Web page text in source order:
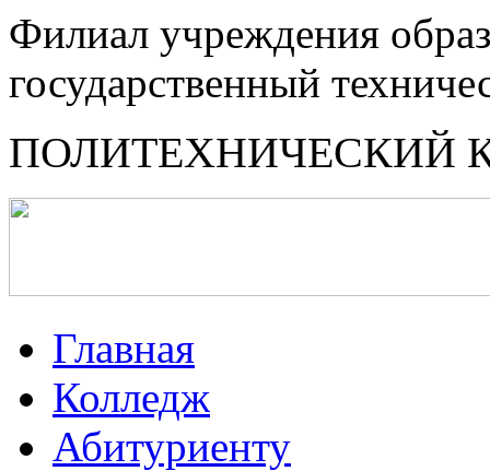
Филиал учреждения
государственный
ПОЛИТЕХНИЧЕСКИЙ
Главная
Колледж
Абитуриенту